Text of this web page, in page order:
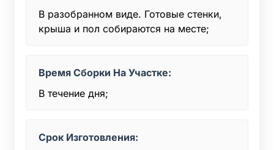
В разобранном виде. Готовые стенки,
крыша и пол собираются на месте;
Время Сборки На Участке:
В течение дня;
Срок Изготовления: